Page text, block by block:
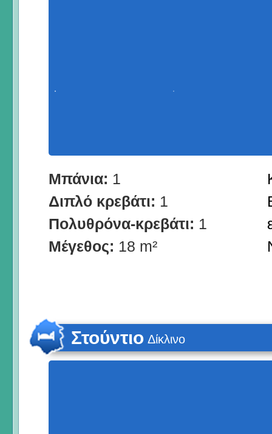
Μπάνια: 1
Διπλό κρεβάτι: 1
Πολυθρόνα-κρεβάτι: 1
Μέγεθος: 18 m²
Στούντιο Δίκλινο